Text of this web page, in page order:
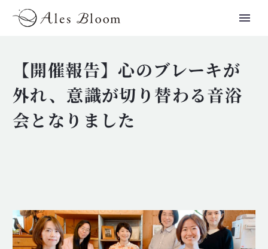
【開催報告】心のブレーキが
外れ、意識が切り替わる音浴
会となりました